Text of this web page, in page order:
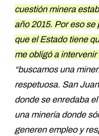
cuestión minera
año 2015. Por eso
que el Estado tiene
me obligó a
“buscamos una
respetuosa. San
donde se enredaba
una minería donde
generen empleo y